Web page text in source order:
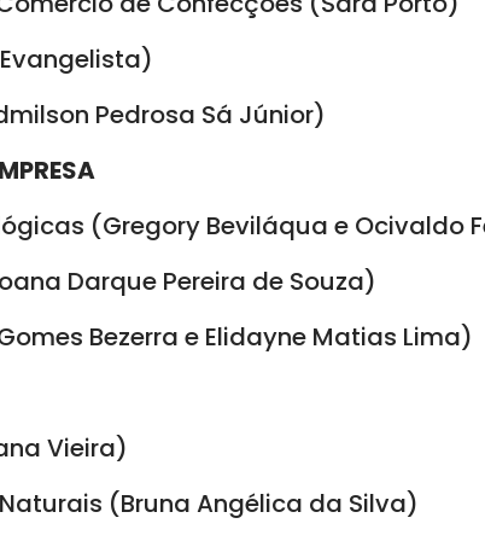
Pedrosa Sá Júnior)
(Gregory Beviláqua e Ocivaldo
Darque Pereira de Souza)
Bezerra e Elidayne Matias Lima)
Vieira)
(Bruna Angélica da Silva)